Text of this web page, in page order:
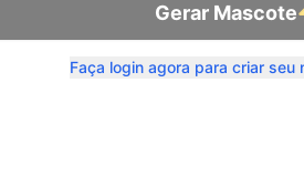
Gerar Mascote
Faça login agora para criar seu